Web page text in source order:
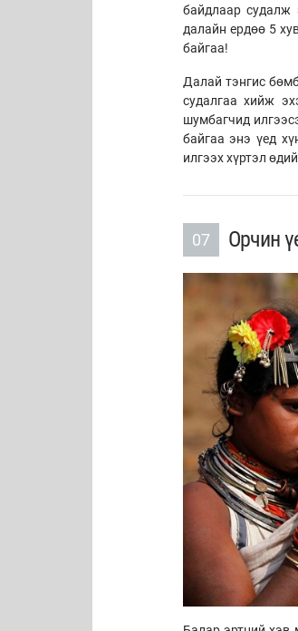
байдлаар судалж
далайн ердөө 5
байгаа!
Далай тэнгис
судалгаа хийж
шумбагчид
байгаа энэ үед
илгээх хүртэл
07 Орчин